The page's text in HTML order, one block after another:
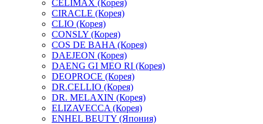
CELIMAX (Корея)
CIRACLE (Корея)
CLIO (Корея)
CONSLY (Корея)
COS DE BAHA (Корея)
DAEJEON (Корея)
DAENG GI MEO RI (Корея)
DEOPROCE (Корея)
DR.CELLIO (Корея)
DR. MELAXIN (Корея)
ELIZAVECCA (Корея)
ENHEL BEUTY (Япония)